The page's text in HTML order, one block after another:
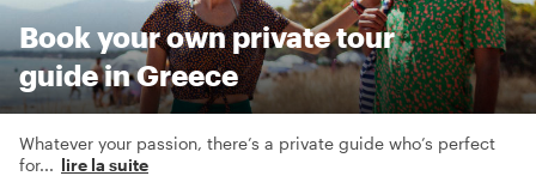
Book your own private tour
guide in Greece
Whatever your passion, there’s a private guide who’s perfect
for... lire la suite